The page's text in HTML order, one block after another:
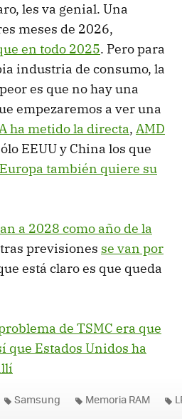
les va genial. Una
meses de 2026,
en todo 2025. Pero para
industria de consumo, la
es que no hay una
empezaremos a ver una
ha metido la directa, AMD
EEUU y China los que
Europa también quiere su
a 2028 como año de la
previsiones se van por
está claro es que queda
de TSMC era que
que Estados Unidos ha
Samsung Memoria RAM